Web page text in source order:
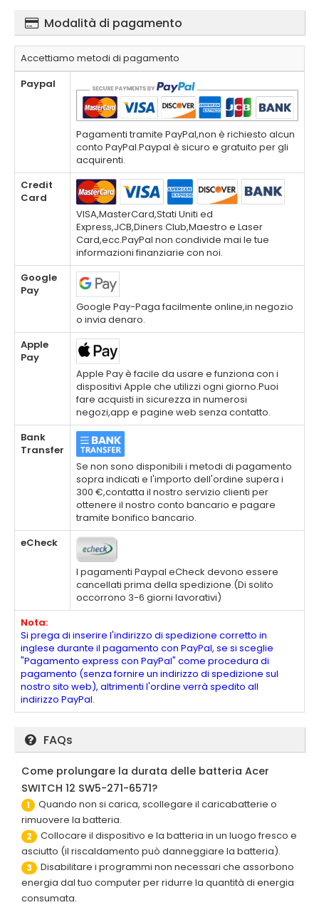
Modalità di pagamento
Accettiamo metodi di pagamento
Paypal
Pagamenti tramite PayPal,non è richiesto alcun
conto PayPal.Paypal è sicuro e gratuito per gli
acquirenti.
Credit
Card
VISA,MasterCard,Stati Uniti ed
Express,JCB,Diners Club,Maestro e Laser
Card,ecc.PayPal non condivide mai le tue
informazioni finanziarie con noi.
Google
Pay
Google Pay-Paga facilmente online,in negozio
o invia denaro.
Apple
Pay
Apple Pay è facile da usare e funziona con i
dispositivi Apple che utilizzi ogni giorno.Puoi
fare acquisti in sicurezza in numerosi
negozi,app e pagine web senza contatto.
Bank
Transfer
Se non sono disponibili i metodi di pagamento
sopra indicati e l'importo dell'ordine supera i
300 €,contatta il nostro servizio clienti per
ottenere il nostro conto bancario e pagare
tramite bonifico bancario.
eCheck
I pagamenti Paypal eCheck devono essere
cancellati prima della spedizione.(Di solito
occorrono 3-6 giorni lavorativi)
Nota:
Si prega di inserire l'indirizzo di spedizione corretto in
inglese durante il pagamento con PayPal, se si sceglie
"Pagamento express con PayPal" come procedura di
pagamento (senza fornire un indirizzo di spedizione sul
nostro sito web), altrimenti l'ordine verrà spedito all
indirizzo PayPal.
FAQs
Come prolungare la durata delle batteria Acer
SWITCH 12 SW5-271-6571?
1
Quando non si carica, scollegare il caricabatterie o
rimuovere la batteria.
2
Collocare il dispositivo e la batteria in un luogo fresco e
asciutto (il riscaldamento può danneggiare la batteria).
3
Disabilitare i programmi non necessari che assorbono
energia dal tuo computer per ridurre la quantità di energia
consumata.